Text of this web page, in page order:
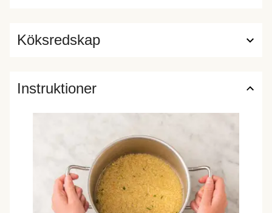
Köksredskap
Instruktioner